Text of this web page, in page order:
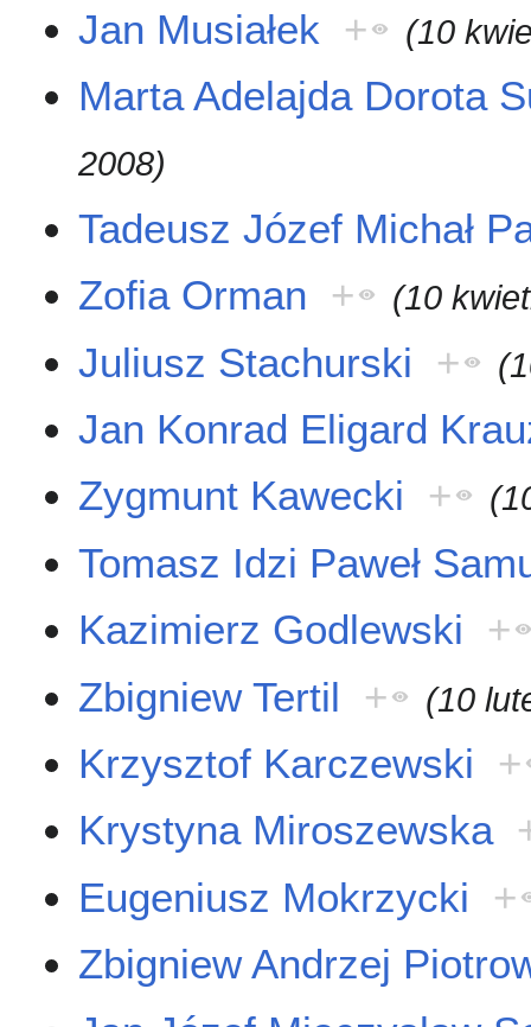
Jan Musiałek + (10
Marta Adelajda Dorota
2008)
Tadeusz Józef Michał
Zofia Orman + (10
Juliusz Stachurski +
Jan Konrad Eligard
Zygmunt Kawecki
+
Tomasz Idzi Paweł
Kazimierz Godlewski
+
Zbigniew Tertil
+ (10
Krzysztof Karczewski
+
Krystyna Miroszewska
Eugeniusz Mokrzycki
+
Zbigniew Andrzej